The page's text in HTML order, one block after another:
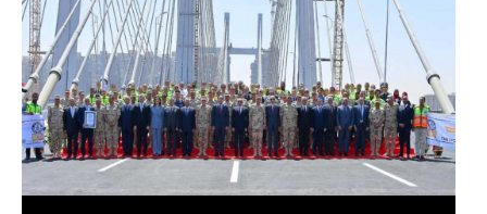
وكوبري تحيا مصر